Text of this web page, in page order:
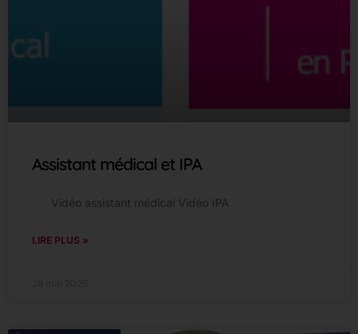
Assistant médical et IPA
Vidéo assistant médical Vidéo IPA
LIRE PLUS »